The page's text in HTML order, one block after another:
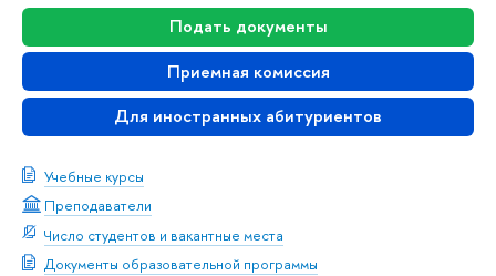
Подать документы
Приемная комиссия
Для иностранных абитуриентов
Учебные курсы
Преподаватели
Число студентов и вакантные места
Документы образовательной программы